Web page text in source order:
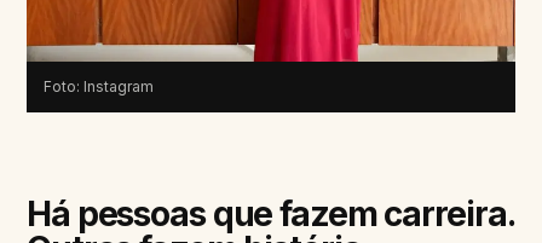
Foto: Instagram
Há pessoas que fazem carreira.